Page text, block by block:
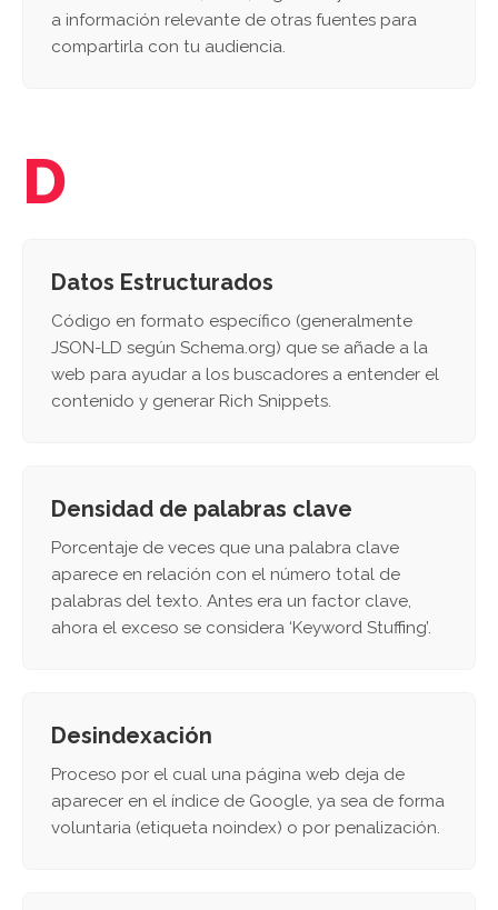
a información relevante de otras fuentes para
compartirla con tu audiencia.
D
Datos Estructurados
Código en formato específico (generalmente
JSON-LD según Schema.org) que se añade a la
web para ayudar a los buscadores a entender el
contenido y generar Rich Snippets.
Densidad de palabras clave
Porcentaje de veces que una palabra clave
aparece en relación con el número total de
palabras del texto. Antes era un factor clave,
ahora el exceso se considera ‘Keyword Stuffing’.
Desindexación
Proceso por el cual una página web deja de
aparecer en el índice de Google, ya sea de forma
voluntaria (etiqueta noindex) o por penalización.